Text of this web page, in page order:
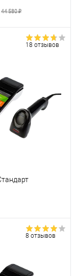
44 580 ₽
18 отзывов
8 отзывов